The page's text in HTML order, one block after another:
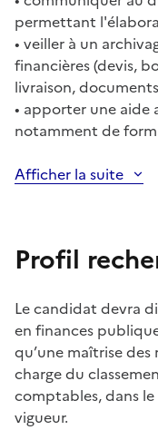
permettant
• veiller à un
financières (devis,
livraison,
• apporter une aide
notamment de
Afficher la suite
Profil
Le candidat devra
en finances
qu’une maîtrise
charge du
comptables, dans
vigueur.